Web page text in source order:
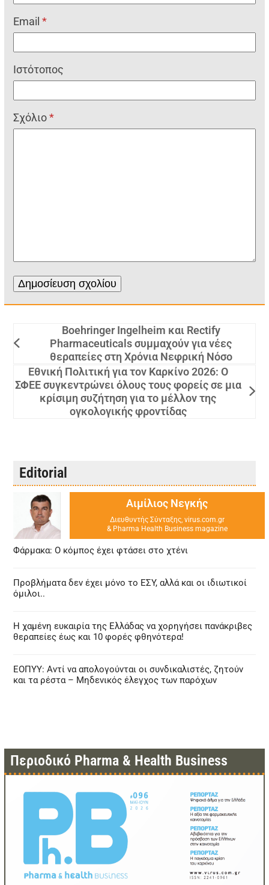
Email*
Ιστότοπος
Σχόλιο*
Boehringer Ingelheim και Rectify
Pharmaceuticals συμμαχούν για νέες
θεραπείες στη Χρόνια Νεφρική Νόσο
Εθνική Πολιτική για τον Καρκίνο 2026: Ο
ΣΦΕΕ συγκεντρώνει όλους τους φορείς σε μια
κρίσιμη συζήτηση για το μέλλον της
ογκολογικής φροντίδας
Editorial
Αιμίλιος Νεγκής
Διευθυντής Σύνταξης, virus.com.gr
& Pharma Health Business magazine
Φάρμακα: Ο κόμπος έχει φτάσει στο χτένι
Προβλήματα δεν έχει μόνο το ΕΣΥ, αλλά και οι ιδιωτικοί
όμιλοι..
Η χαμένη ευκαιρία της Ελλάδας να χορηγήσει πανάκριβες
θεραπείες έως και 10 φορές φθηνότερα!
ΕΟΠΥΥ: Αντί να απολογούνται οι συνδικαλιστές, ζητούν
και τα ρέστα – Μηδενικός έλεγχος των παρόχων
Περιοδικό Pharma & Health Business